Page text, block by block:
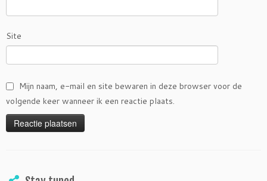
Site
Mijn naam, e-mail en site bewaren in deze browser voor de
volgende keer wanneer ik een reactie plaats.